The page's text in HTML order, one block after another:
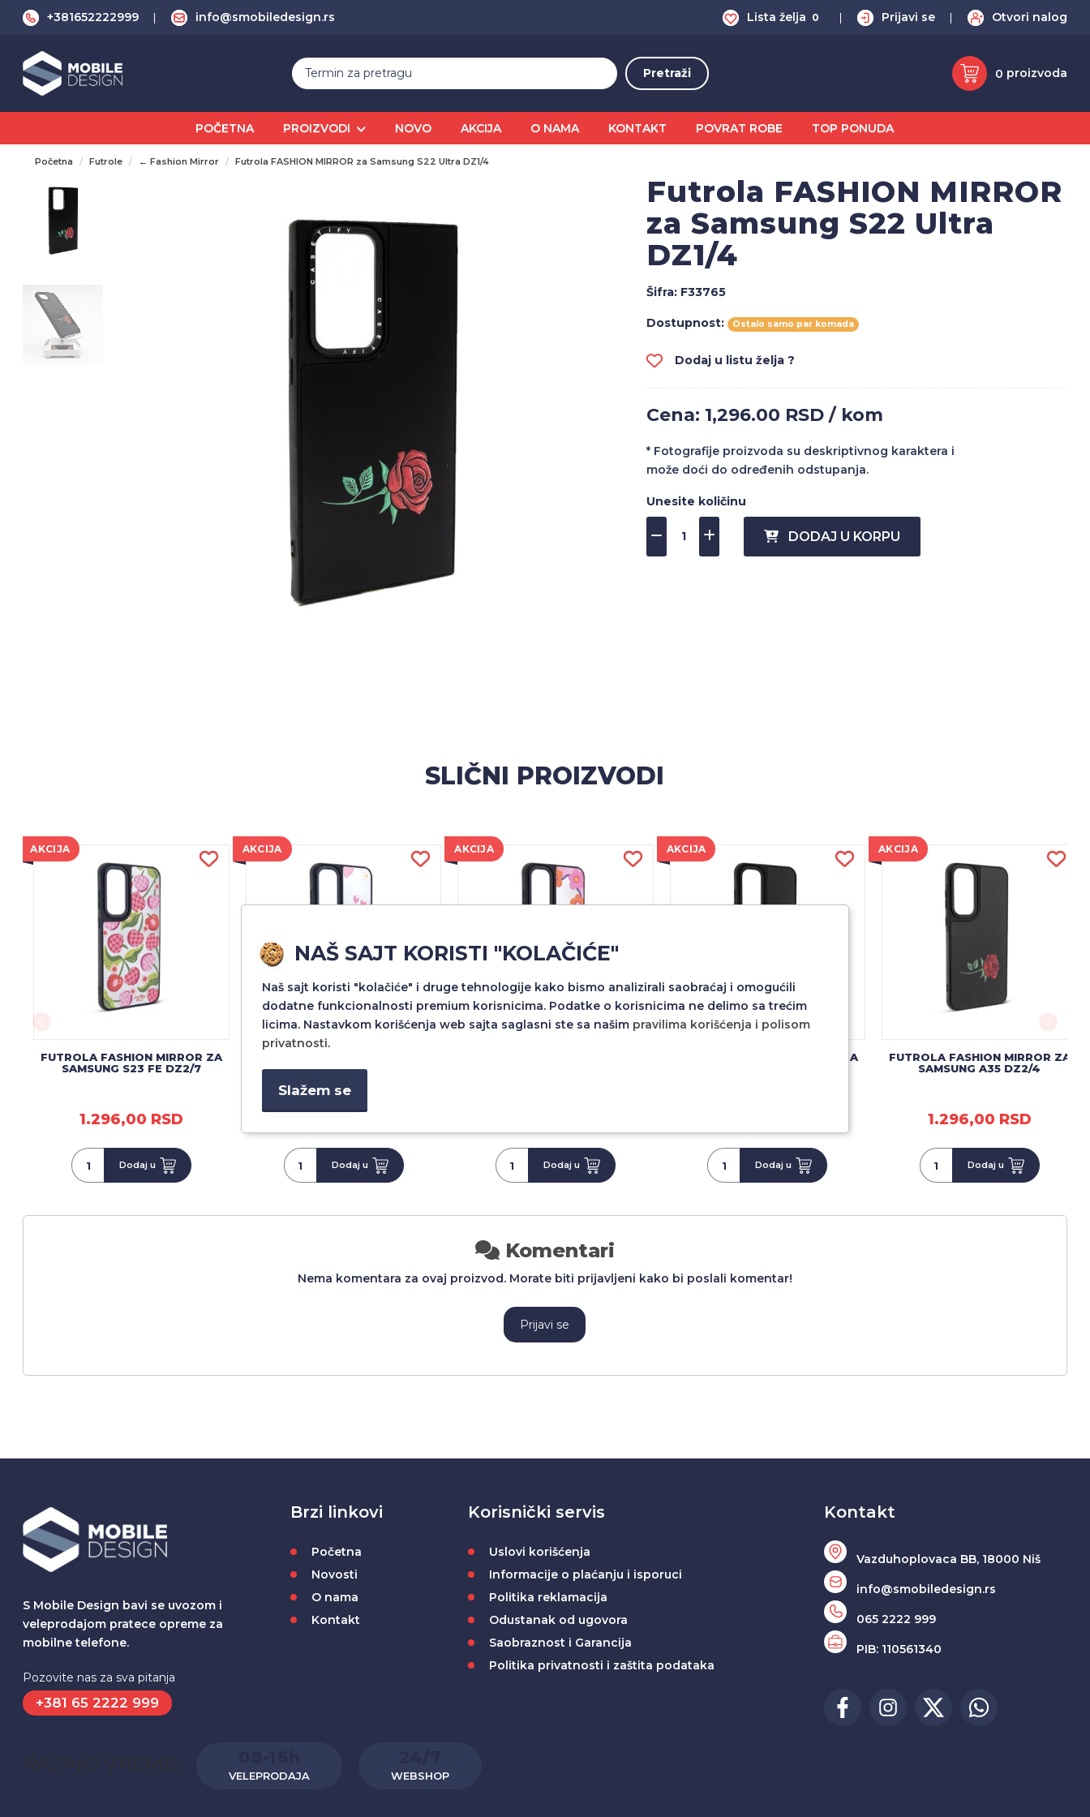
+381652222999 info@smobiledesign.rs Lista želja 0 Prijavi se Otvori nalog
0 proizvoda
POČETNA PROIZVODI NOVO AKCIJA O NAMA KONTAKT POVRAT ROBE TOP PONUDA
Početna Futrole ← Fashion Mirror Futrola FASHION MIRROR za Samsung S22 Ultra DZ1/4
Futrola FASHION MIRROR
za Samsung S22 Ultra
DZ1/4
Šifra: F33765
Dostupnost: Ostalo samo par komada
Dodaj u listu želja ?
Cena: 1,296.00 RSD / kom
* Fotografije proizvoda su deskriptivnog karaktera i
može doći do određenih odstupanja.
Unesite količinu
DODAJ U KORPU
SLIČNI PROIZVODI
AKCIJA
FUTROLA FASHION MIRROR ZA
SAMSUNG S23 FE DZ2/7
1.296,00 RSD
Dodaj u
AKCIJA
SAMSUNG S23 FE DZ2/6
Dodaj u
AKCIJA
Dodaj u
AKCIJA
FUTROLA FASHION MIRROR ZA
Dodaj u
AKCIJA
FUTROLA FASHION MIRROR ZA
SAMSUNG A35 DZ2/4
1.296,00 RSD
Dodaj u
Komentari
Nema komentara za ovaj proizvod. Morate biti prijavljeni kako bi poslali komentar!
Prijavi se
S Mobile Design bavi se uvozom i
veleprodajom pratece opreme za
mobilne telefone.
Pozovite nas za sva pitanja
+381 65 2222 999
Brzi linkovi
Početna
Novosti
O nama
Kontakt
Korisnički servis
Uslovi korišćenja
Informacije o plaćanju i isporuci
Politika reklamacija
Odustanak od ugovora
Saobraznost i Garancija
Politika privatnosti i zaštita podataka
Kontakt
Vazduhoplovaca BB, 18000 Niš
info@smobiledesign.rs
065 2222 999
PIB: 110561340
RADNO VREME:
VELEPRODAJA WEBSHOP
NAŠ SAJT KORISTI "KOLAČIĆE"
Naš sajt koristi "kolačiće" i druge tehnologije kako bismo analizirali saobraćaj i omogućili
dodatne funkcionalnosti premium korisnicima. Podatke o korisnicima ne delimo sa trećim
licima. Nastavkom korišćenja web sajta saglasni ste sa našim pravilima korišćenja i polisom
privatnosti.
Slažem se